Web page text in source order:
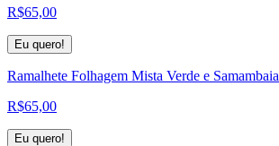
R$65,00
Eu quero!
Ramalhete Folhagem Mista Verde e Samambaia
R$65,00
Eu quero!